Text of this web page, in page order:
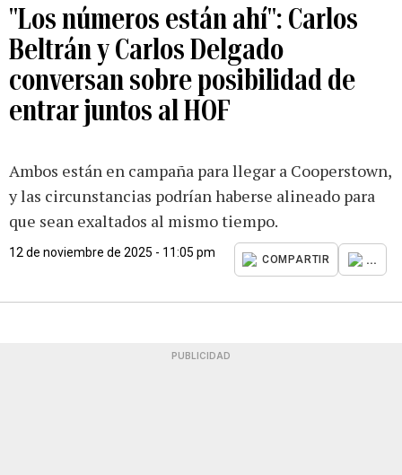
"Los números están ahí": Carlos
Beltrán y Carlos Delgado
conversan sobre posibilidad de
entrar juntos al HOF
Ambos están en campaña para llegar a Cooperstown,
y las circunstancias podrían haberse alineado para
que sean exaltados al mismo tiempo.
12 de noviembre de 2025 - 11:05 pm
COMPARTIR ...
PUBLICIDAD